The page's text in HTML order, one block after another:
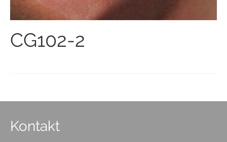
CG102-2
Kontakt